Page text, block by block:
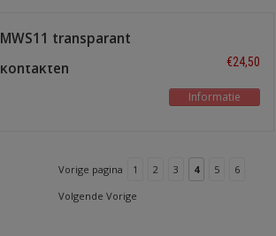
MWS11 transparant
kontakten
€24,50
Informatie
Vorige pagina 1 2 3 4 5
6
Volgende Vorige